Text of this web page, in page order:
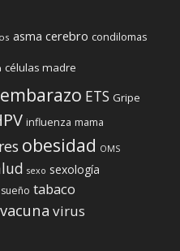
asma cerebro condilomas
células madre
embarazo ETS Gripe
influenza mama
obesidad OMS
sexo sexología
sueño tabaco
vacuna virus